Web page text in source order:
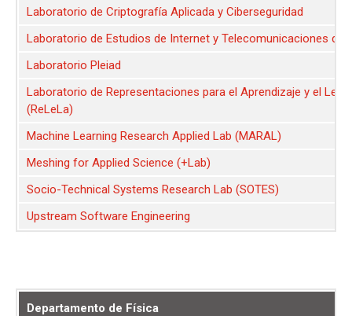
Laboratorio de Criptografía Aplicada y Ciberseguridad
Laboratorio de Estudios de Internet y Telecomunicaciones de
Laboratorio Pleiad
Laboratorio de Representaciones para el Aprendizaje y el
(ReLeLa)
Machine Learning Research Applied Lab (MARAL)
Meshing for Applied Science (+Lab)
Socio-Technical Systems Research Lab (SOTES)
Upstream Software Engineering
Departamento de Física